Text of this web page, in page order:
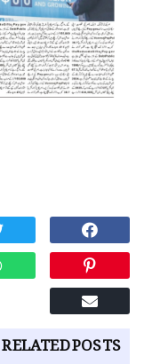
RELATED POSTS